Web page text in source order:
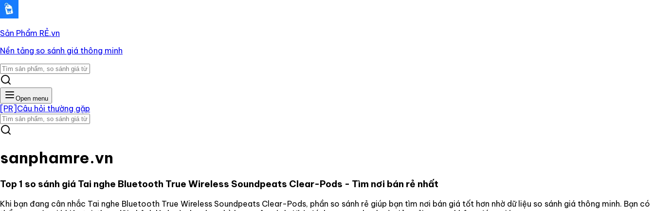
Sản Phẩm RẺ.vn
Nền tảng so sánh giá thông minh
Open menu
[PR] Câu hỏi thường gặp
sanphamre.vn
Top 1 so sánh giá Tai nghe Bluetooth True Wireless Soundpeats Clear-Pods - Tìm nơi bán rẻ nhất
Khi bạn đang cân nhắc Tai nghe Bluetooth True Wireless Soundpeats Clear-Pods, phần so sánh rẻ giúp bạn tìm nơi bán giá tốt hơn nhờ dữ liệu so sánh giá thông minh. Bạn có